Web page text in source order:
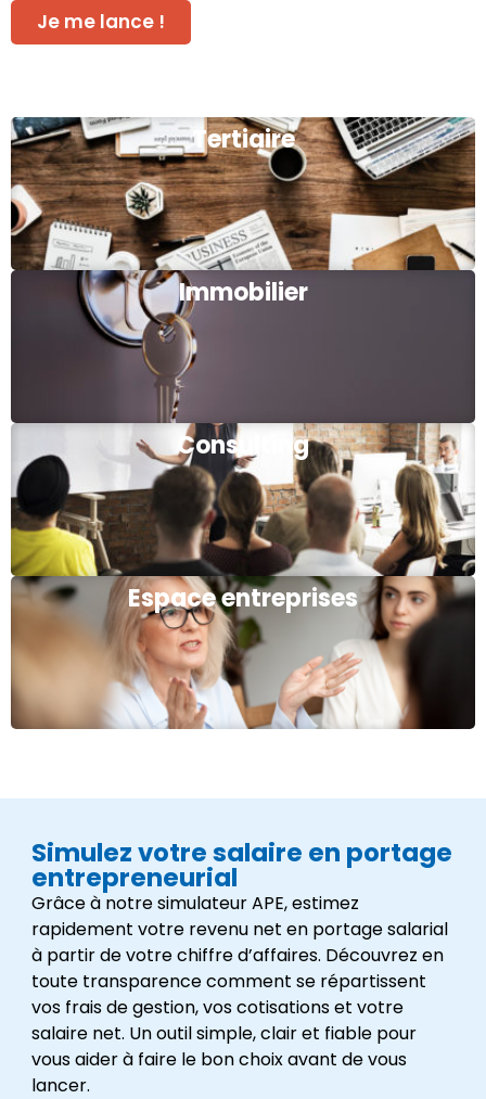
Je me lance !
Tertiaire
Immobilier
Consulting
Espace entreprises
Simulez votre salaire en portage
entrepreneurial
Grâce à notre simulateur APE, estimez
rapidement votre revenu net en portage salarial
à partir de votre chiffre d’affaires. Découvrez en
toute transparence comment se répartissent
vos frais de gestion, vos cotisations et votre
salaire net. Un outil simple, clair et fiable pour
vous aider à faire le bon choix avant de vous
lancer.